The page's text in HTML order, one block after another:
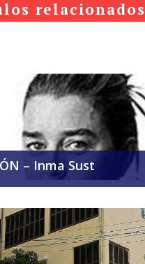
relacionados
– Inma Sust